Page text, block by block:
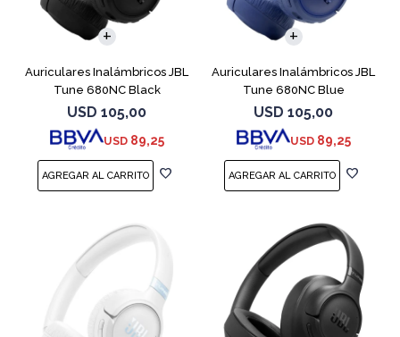
Auriculares Inalámbricos JBL
Tune 680NC Black
USD 105,00
USD 89,25
Auriculares Inalámbricos JBL
Tune 680NC Blue
USD 105,00
USD 89,25